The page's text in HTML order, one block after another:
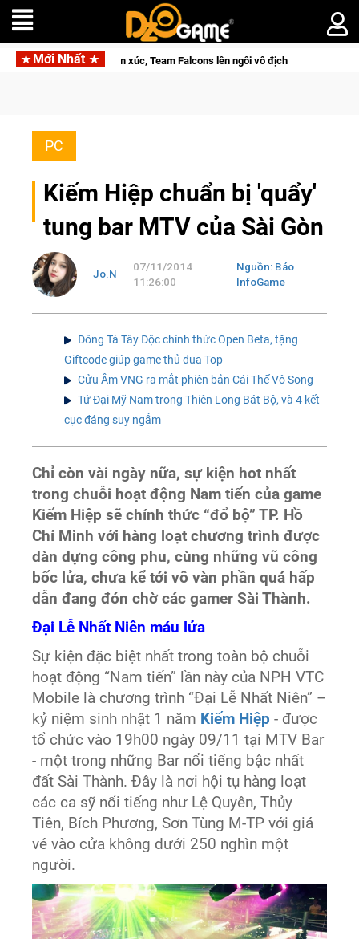
Mới Nhất
Falcons lên ngôi vô địch Trở thành "Đại ca Mèo"
PC
Kiếm Hiệp chuẩn bị 'quẩy'
tung bar MTV của Sài Gòn
Jo.N
07/11/2014
11:26:00
Nguồn: Báo
InfoGame
Đông Tà Tây Độc chính thức Open Beta, tặng
Giftcode giúp game thủ đua Top
Cửu Âm VNG ra mắt phiên bản Cái Thế Vô Song
Tứ Đại Mỹ Nam trong Thiên Long Bát Bộ, và 4 kết
cục đáng suy ngẫm
Chỉ còn vài ngày nữa, sự kiện hot nhất
trong chuỗi hoạt động Nam tiến của game
Kiếm Hiệp sẽ chính thức “đổ bộ” TP. Hồ
Chí Minh với hàng loạt chương trình được
dàn dựng công phu, cùng những vũ công
bốc lửa, chưa kể tới vô vàn phần quá hấp
dẫn đang đón chờ các gamer Sài Thành.
Đại Lễ Nhất Niên máu lửa
Sự kiện đặc biệt nhất trong toàn bộ chuỗi
hoạt động “Nam tiến” lần này của NPH VTC
Mobile là chương trình “Đại Lễ Nhất Niên” –
kỷ niệm sinh nhật 1 năm Kiếm Hiệp - được
tổ chức vào 19h00 ngày 09/11 tại MTV Bar
- một trong những Bar nổi tiếng bậc nhất
đất Sài Thành. Đây là nơi hội tụ hàng loạt
các ca sỹ nổi tiếng như Lệ Quyên, Thủy
Tiên, Bích Phương, Sơn Tùng M-TP với giá
vé vào cửa không dưới 250 nghìn một
người.